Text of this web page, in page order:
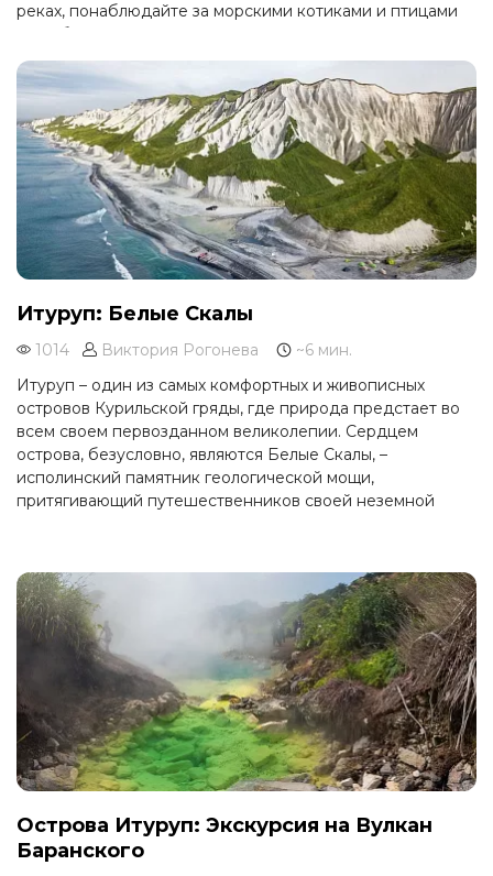
реках, понаблюдайте за морскими котиками и птицами
на побережье, окунитесь в атмосферу старинных маяков
и поселений.
Итуруп: Белые Скалы
1014 Виктория Рогонева
~6 мин.
Итуруп – один из самых комфортных и живописных
островов Курильской гряды, где природа предстает во
всем своем первозданном великолепии. Сердцем
острова, безусловно, являются Белые Скалы, –
исполинский памятник геологической мощи,
притягивающий путешественников своей неземной
каждому, кто отважится ступить на их берега.
Острова Итуруп: Экскурсия на Вулкан
Баранского